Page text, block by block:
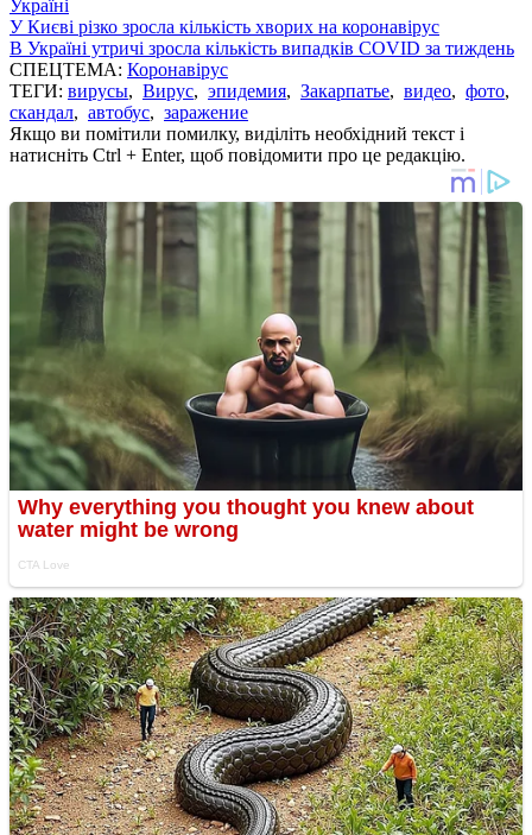
Україні
У Києві різко зросла кількість хворих на коронавірус
В Україні утричі зросла кількість випадків COVID за тиждень
СПЕЦТЕМА: Коронавірус
ТЕГИ: вирусы, Вирус, эпидемия, Закарпатье, видео, фото,
скандал, автобус, заражение
Якщо ви помітили помилку, виділіть необхідний текст і
натисніть Ctrl + Enter, щоб повідомити про це редакцію.